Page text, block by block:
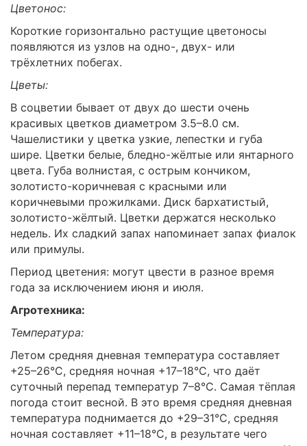
Цветонос:
Короткие горизонтально растущие цветоносы
появляются из узлов на одно-, двух- или
трёхлетних побегах.
Цветы:
В соцветии бывает от двух до шести очень
красивых цветков диаметром 3.5–8.0 см.
Чашелистики у цветка узкие, лепестки и губа
шире. Цветки белые, бледно-жёлтые или янтарного
цвета. Губа волнистая, с острым кончиком,
золотисто-коричневая с красными или
коричневыми прожилками. Диск бархатистый,
золотисто-жёлтый. Цветки держатся несколько
недель. Их сладкий запах напоминает запах фиалок
или примулы.
Период цветения: могут цвести в разное время
года за исключением июня и июля.
Агротехника:
Температура:
Летом средняя дневная температура составляет
+25–26°C, средняя ночная +17–18°C, что даёт
суточный перепад температур 7–8°C. Самая тёплая
погода стоит весной. В это время средняя дневная
температура поднимается до +29–31°C, средняя
ночная составляет +11–18°C, в результате чего